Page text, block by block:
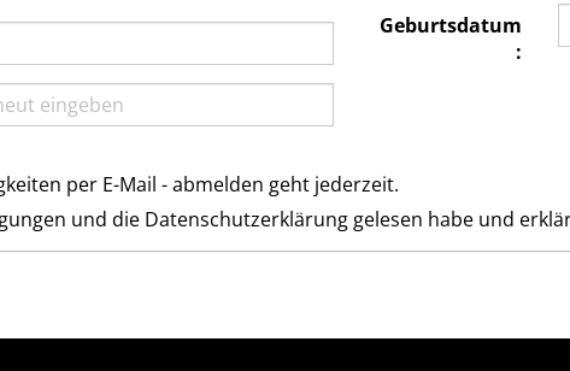
Geburtsdatum
:
per E-Mail - abmelden geht jederzeit.
und die Datenschutzerklärung gelesen habe und